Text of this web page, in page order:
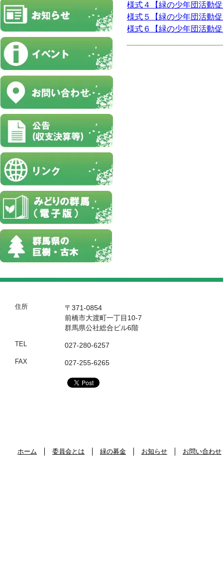
様式４【緑の少年団活動
様式５【緑の少年団活動
様式６【緑の少年団活動
住所
〒371-0854
前橋市大渡町一丁目10-7
群馬県公社総合ビル6階
TEL 027-280-6257
FAX 027-255-6265
ホーム 委員会とは 緑の募金 お知らせ お問い合わせ